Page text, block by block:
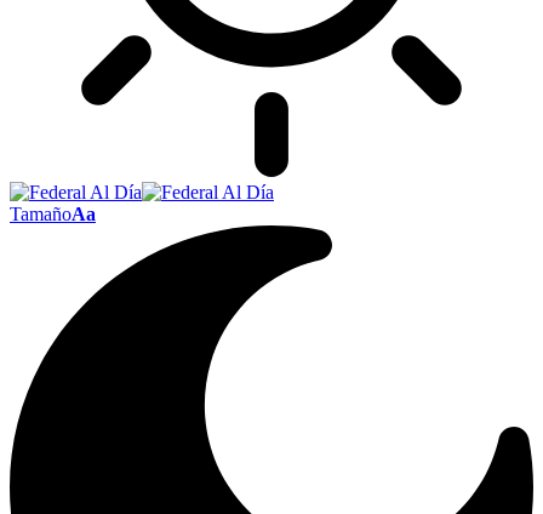
TamañoAa